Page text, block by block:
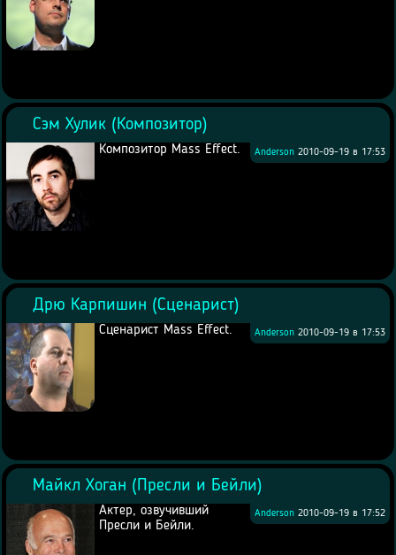
Сэм Хулик (Композитор)
Anderson 2010-09-19 в 17:53
Композитор Мass Еffect.
Дрю Карпишин (Сценарист)
Anderson 2010-09-19 в 17:53
Сценарист Mass Effect.
Майкл Хоган (Пресли и Бейли)
Anderson 2010-09-19 в 17:52
Актер, озвучивший
Пресли и Бейли.